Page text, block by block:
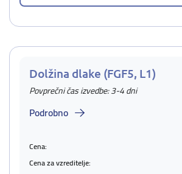
Dolžina dlake (FGF5, L1)
Povprečni čas izvedbe: 3-4 dni
Podrobno
Cena:
Cena za vzreditelje: